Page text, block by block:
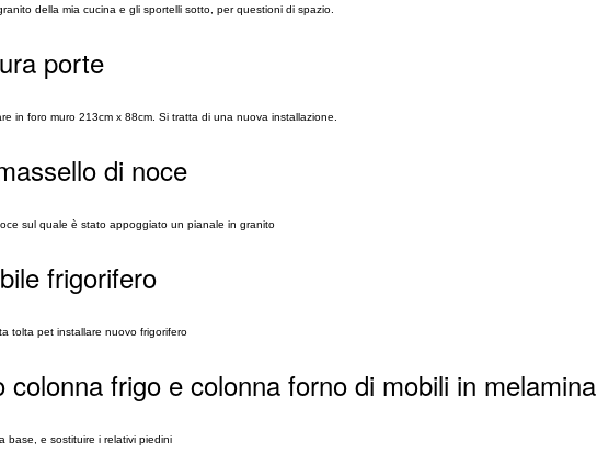
della mia cucina e gli sportelli sotto, per questioni di spazio.
porte
in foro muro 213cm x 88cm. Si tratta di una nuova installazione.
di noce
sul quale è stato appoggiato un pianale in granito
frigorifero
tolta pet installare nuovo frigorifero
frigo e colonna forno di mobili in melamina
base, e sostituire i relativi piedini